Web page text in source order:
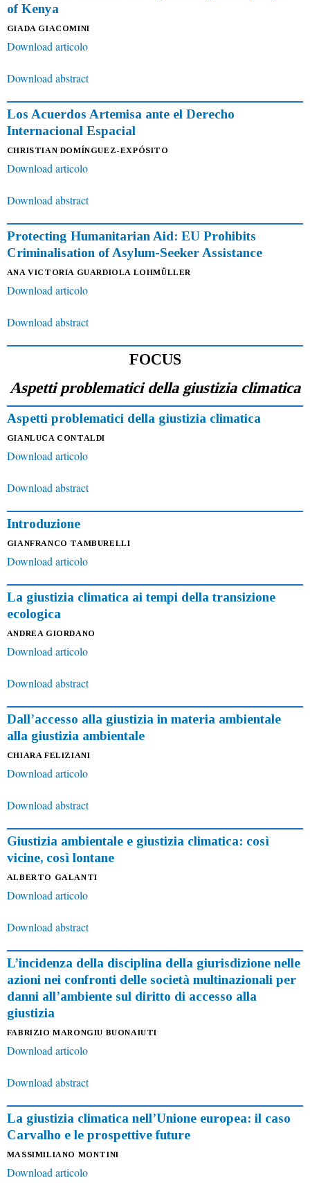
of Kenya
GIADA GIACOMINI
Download articolo
Download abstract
Los Acuerdos Artemisa ante el Derecho
Internacional Espacial
CHRISTIAN DOMÍNGUEZ-EXPÓSITO
Download articolo
Download abstract
Protecting Humanitarian Aid: EU Prohibits
Criminalisation of Asylum-Seeker Assistance
ANA VICTORIA GUARDIOLA LOHMÜLLER
Download articolo
Download abstract
FOCUS
Aspetti problematici della giustizia climatica
Aspetti problematici della giustizia climatica
GIANLUCA CONTALDI
Download articolo
Download abstract
Introduzione
GIANFRANCO TAMBURELLI
Download articolo
La giustizia climatica ai tempi della transizione
ecologica
ANDREA GIORDANO
Download articolo
Download abstract
Dall’accesso alla giustizia in materia ambientale
alla giustizia ambientale
CHIARA FELIZIANI
Download articolo
Download abstract
Giustizia ambientale e giustizia climatica: così
vicine, così lontane
ALBERTO GALANTI
Download articolo
Download abstract
L’incidenza della disciplina della giurisdizione nelle
azioni nei confronti delle società multinazionali per
danni all’ambiente sul diritto di accesso alla
giustizia
FABRIZIO MARONGIU BUONAIUTI
Download articolo
Download abstract
La giustizia climatica nell’Unione europea: il caso
Carvalho e le prospettive future
MASSIMILIANO MONTINI
Download articolo